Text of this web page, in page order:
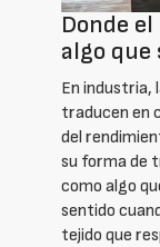
Donde
algo que
En industria,
traducen en
del
su forma de
como algo
sentido
tejido que